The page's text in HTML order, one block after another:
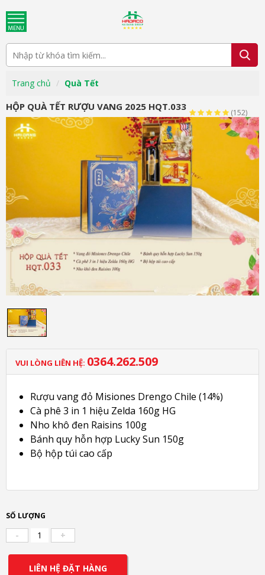
Trang chủ Quà Tết
HỘP QUÀ TẾT RƯỢU VANG 2025 HQT.033
(152)
VUI LÒNG LIÊN HỆ: 0364.262.509
Rượu vang đỏ Misiones Drengo Chile (14%)
Cà phê 3 in 1 hiệu Zelda 160g HG
Nho khô đen Raisins 100g
Bánh quy hỗn hợp Lucky Sun 150g
Bộ hộp túi cao cấp
SỐ LƯỢNG
- +
LIÊN HỆ ĐẶT HÀNG